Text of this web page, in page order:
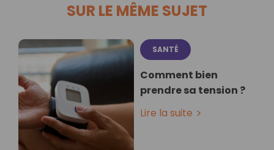
SUR LE MÊME SUJET
SANTÉ
Comment bien
prendre sa tension ?
Lire la suite